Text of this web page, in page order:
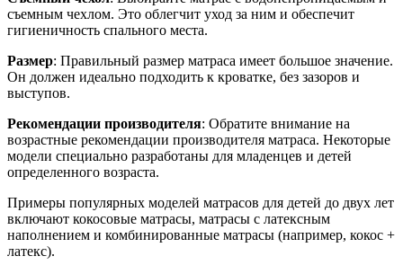
съемным чехлом. Это облегчит уход за ним и обеспечит
гигиеничность спального места.
Размер: Правильный размер матраса имеет большое значение.
Он должен идеально подходить к кроватке, без зазоров и
выступов.
Рекомендации производителя: Обратите внимание на
возрастные рекомендации производителя матраса. Некоторые
модели специально разработаны для младенцев и детей
определенного возраста.
Примеры популярных моделей матрасов для детей до двух лет
включают кокосовые матрасы, матрасы с латексным
наполнением и комбинированные матрасы (например, кокос +
латекс).